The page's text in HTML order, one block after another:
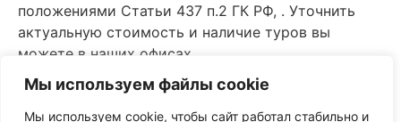
Мы используем файлы cookie
Мы используем cookie, чтобы сайт работал стабильно и
положениями Статьи 437 п.2 ГК РФ, . Уточнить
актуальную стоимость и наличие туров вы
можете в наших офисах.
Политика обработки персональных данных
Согласие на обработку персональных данных